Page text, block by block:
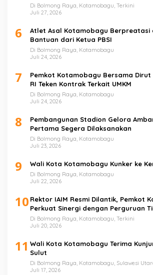
Di Bolmong Raya, Kotamobagu, Terkini
Juli 27, 2026
6
Atlet Asal Kotamobagu Berpreatasi
Bantuan dari Ketua PBSI
Di Bolmong Raya, Kotamobagu
Juli 24, 2026
7
Pemkot Kotamobagu Bersama Dirut
RI Teken Kontrak Terkait UMKM
Di Bolmong Raya, Kotamobagu
Juli 24, 2026
8
Pembangunan Stadion Gelora
Pertama Segera Dilaksanakan
Di Bolmong Raya, Kotamobagu
Juli 23, 2026
9 Wali Kota Kotamobagu Kunker ke
Di Bolmong Raya, Kotamobagu
Juli 22, 2026
10 Rektor IAIM Resmi Dilantik, Pemkot
Perkuat Sinergi dengan Perguruan
Di Bolmong Raya, Kotamobagu, Terkini
Juli 20, 2026
11 Wali Kota Kotamobagu Terima
Sulut
Di Bolmong Raya, Kotamobagu, Sulawesi
Juli 17, 2026